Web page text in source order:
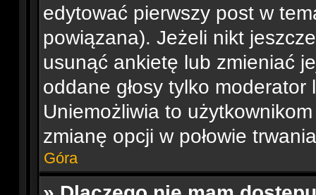
edytować pierwszy post w
powiązana). Jeżeli nikt
usunąć ankietę lub zmieniać
oddane głosy tylko
Uniemożliwia to
zmianę opcji w połowie
Góra